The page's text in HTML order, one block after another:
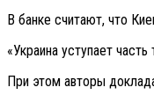
В банке считают, что
«Украина уступает
При этом авторы